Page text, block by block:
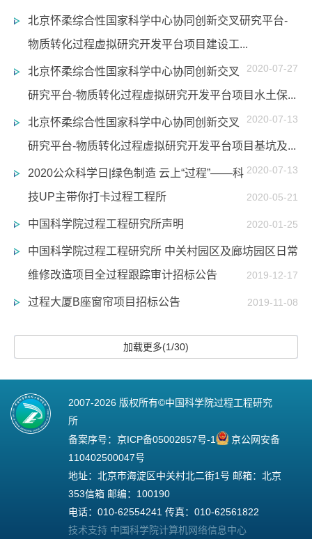
北京怀柔综合性国家科学中心协同创新交叉研究平台-
物质转化过程虚拟研究开发平台项目建设工...
2020-07-27
北京怀柔综合性国家科学中心协同创新交叉
研究平台-物质转化过程虚拟研究开发平台项目水土保...
2020-07-13
北京怀柔综合性国家科学中心协同创新交叉
研究平台-物质转化过程虚拟研究开发平台项目基坑及...
2020-07-13
2020公众科学日|绿色制造 云上“过程”——科
技UP主带你打卡过程工程所
2020-05-21
中国科学院过程工程研究所声明 2020-01-25
中国科学院过程工程研究所 中关村园区及廊坊园区日常
维修改造项目全过程跟踪审计招标公告
2019-12-17
过程大厦B座窗帘项目招标公告 2019-11-08
加载更多(1/30)
2007-2026 版权所有©中国科学院过程工程研究
所
备案序号： 京ICP备05002857号-1
京公网安备
110402500047号
地址：北京市海淀区中关村北二街1号 邮箱：北京
353信箱 邮编：100190
电话：010-62554241 传真：010-62561822
技术支持 中国科学院计算机网络信息中心